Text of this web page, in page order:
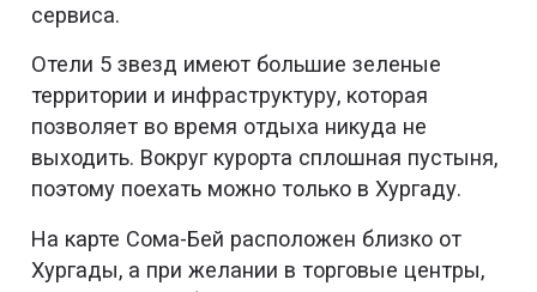
сервиса.
Отели 5 звезд имеют большие зеленые
территории и инфраструктуру, которая
позволяет во время отдыха никуда не
выходить. Вокруг курорта сплошная пустыня,
поэтому поехать можно только в Хургаду.
На карте Сома-Бей расположен близко от
Хургады, а при желании в торговые центры,